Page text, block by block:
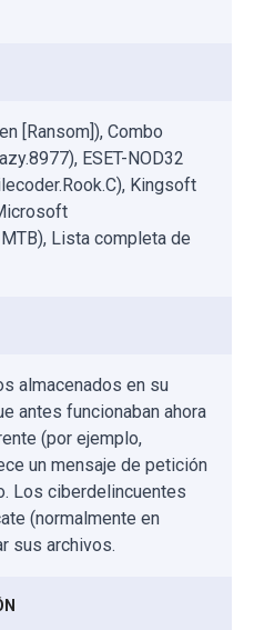
[Ransom]), Combo
ESET-NOD32
Kingsoft
Lista completa de
almacenados en su
antes funcionaban ahora
(por ejemplo,
un mensaje de petición
Los ciberdelincuentes
(normalmente en
sus archivos.